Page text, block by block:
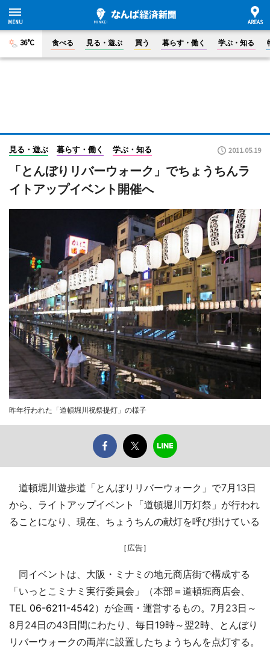
36°C 食べる 見る・遊ぶ 買う 暮らす・働く 学ぶ・知る
見る・遊ぶ 暮らす・働く 学ぶ・知る 2011.05.19
「とんぼりリバーウォーク」でちょうちんラ
イトアップイベント開催へ
昨年行われた「道頓堀川祝祭提灯」の様子
道頓堀川遊歩道「とんぼりリバーウォーク」で7月13日
から、ライトアップイベント「道頓堀川万灯祭」が行われ
ることになり、現在、ちょうちんの献灯を呼び掛けている
［広告］
同イベントは、大阪・ミナミの地元商店街で構成する
「いっとこミナミ実行委員会」（本部＝道頓堀商店会、
TEL 06-6211-4542）が企画・運営するもの。7月23日～
8月24日の43日間にわたり、毎日19時～翌2時、とんぼり
リバーウォークの両岸に設置したちょうちんを点灯する。